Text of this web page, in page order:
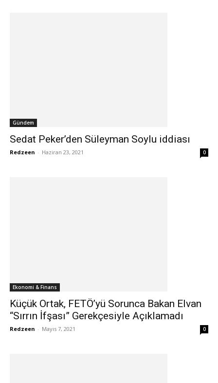
Gündem
Sedat Peker’den Süleyman Soylu iddiası
Redzeen - Haziran 23, 2021 0
Ekonomi & Finans
Küçük Ortak, FETÖ’yü Sorunca Bakan Elvan
“Sırrın İfşası” Gerekçesiyle Açıklamadı
Redzeen - Mayıs 7, 2021 0